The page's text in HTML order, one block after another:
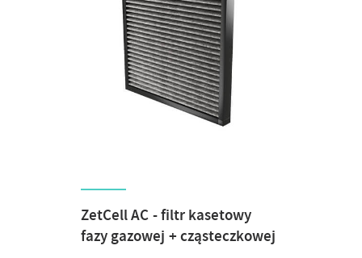
ZetCell AC - filtr kasetowy
fazy gazowej + cząsteczkowej